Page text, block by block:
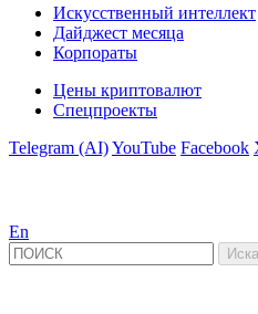
Искусственный интеллект
Дайджест месяца
Корпораты
Цены криптовалют
Спецпроекты
Telegram (AI)YouTube Facebook
En